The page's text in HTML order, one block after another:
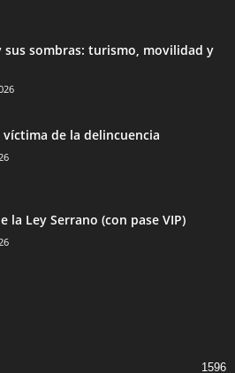
sus sombras: turismo, movilidad y
víctima de la delincuencia
la Ley Serrano (con pase VIP)
1596